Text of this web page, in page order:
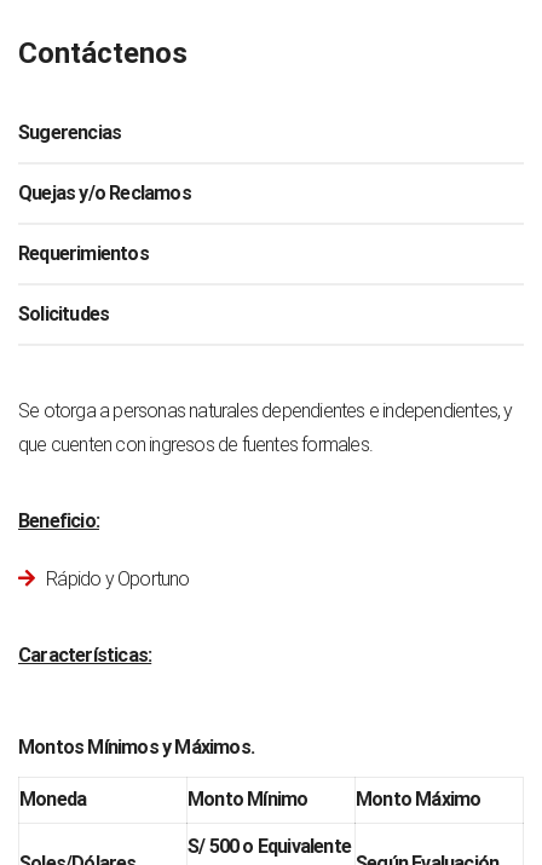
Contáctenos
Sugerencias
Quejas y/o Reclamos
Requerimientos
Solicitudes
Se otorga a personas naturales dependientes e independientes, y
que cuenten con ingresos de fuentes formales.
Beneficio:
Rápido y Oportuno
Características:
Montos Mínimos y Máximos.
Moneda Monto Mínimo Monto Máximo
S/ 500 o Equivalente